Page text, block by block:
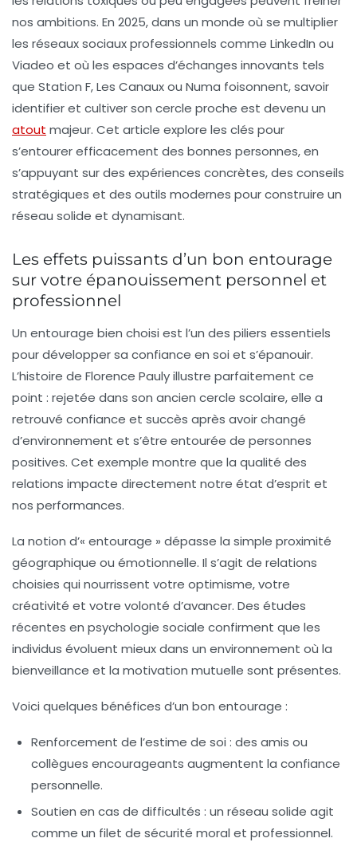
nos ambitions. En 2025, dans un monde où se multiplier
les réseaux sociaux professionnels comme LinkedIn ou
Viadeo et où les espaces d’échanges innovants tels
que Station F, Les Canaux ou Numa foisonnent, savoir
identifier et cultiver son cercle proche est devenu un
atout majeur. Cet article explore les clés pour
s’entourer efficacement des bonnes personnes, en
s’appuyant sur des expériences concrètes, des conseils
stratégiques et des outils modernes pour construire un
réseau solide et dynamisant.
Les effets puissants d’un bon entourage
sur votre épanouissement personnel et
professionnel
Un entourage bien choisi est l’un des piliers essentiels
pour développer sa confiance en soi et s’épanouir.
L’histoire de Florence Pauly illustre parfaitement ce
point : rejetée dans son ancien cercle scolaire, elle a
retrouvé confiance et succès après avoir changé
d’environnement et s’être entourée de personnes
positives. Cet exemple montre que la qualité des
relations impacte directement notre état d’esprit et
nos performances.
La notion d’« entourage » dépasse la simple proximité
géographique ou émotionnelle. Il s’agit de relations
choisies qui nourrissent votre optimisme, votre
créativité et votre volonté d’avancer. Des études
récentes en psychologie sociale confirment que les
individus évoluent mieux dans un environnement où la
bienveillance et la motivation mutuelle sont présentes.
Voici quelques bénéfices d’un bon entourage :
Renforcement de l’estime de soi : des amis ou
collègues encourageants augmentent la confiance
personnelle.
Soutien en cas de difficultés : un réseau solide agit
comme un filet de sécurité moral et professionnel.